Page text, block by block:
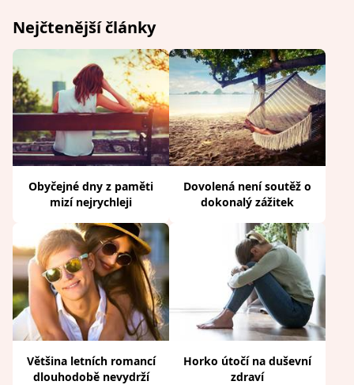
Nejčtenější články
Obyčejné dny z paměti
mizí nejrychleji
Dovolená není soutěž o
dokonalý zážitek
Většina letních romancí
dlouhodobě nevydrží
Horko útočí na duševní
zdraví